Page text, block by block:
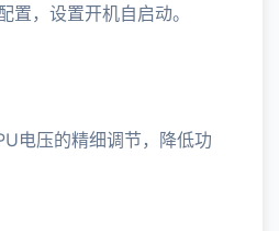
置，设置开机自启动。
电压的精细调节，降低功